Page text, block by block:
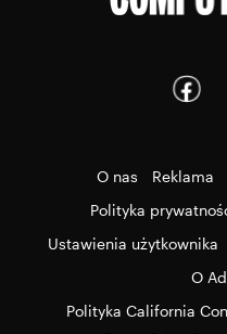
O nas Reklama
Polityka
Ustawienia użytkownika
O
Polityka California